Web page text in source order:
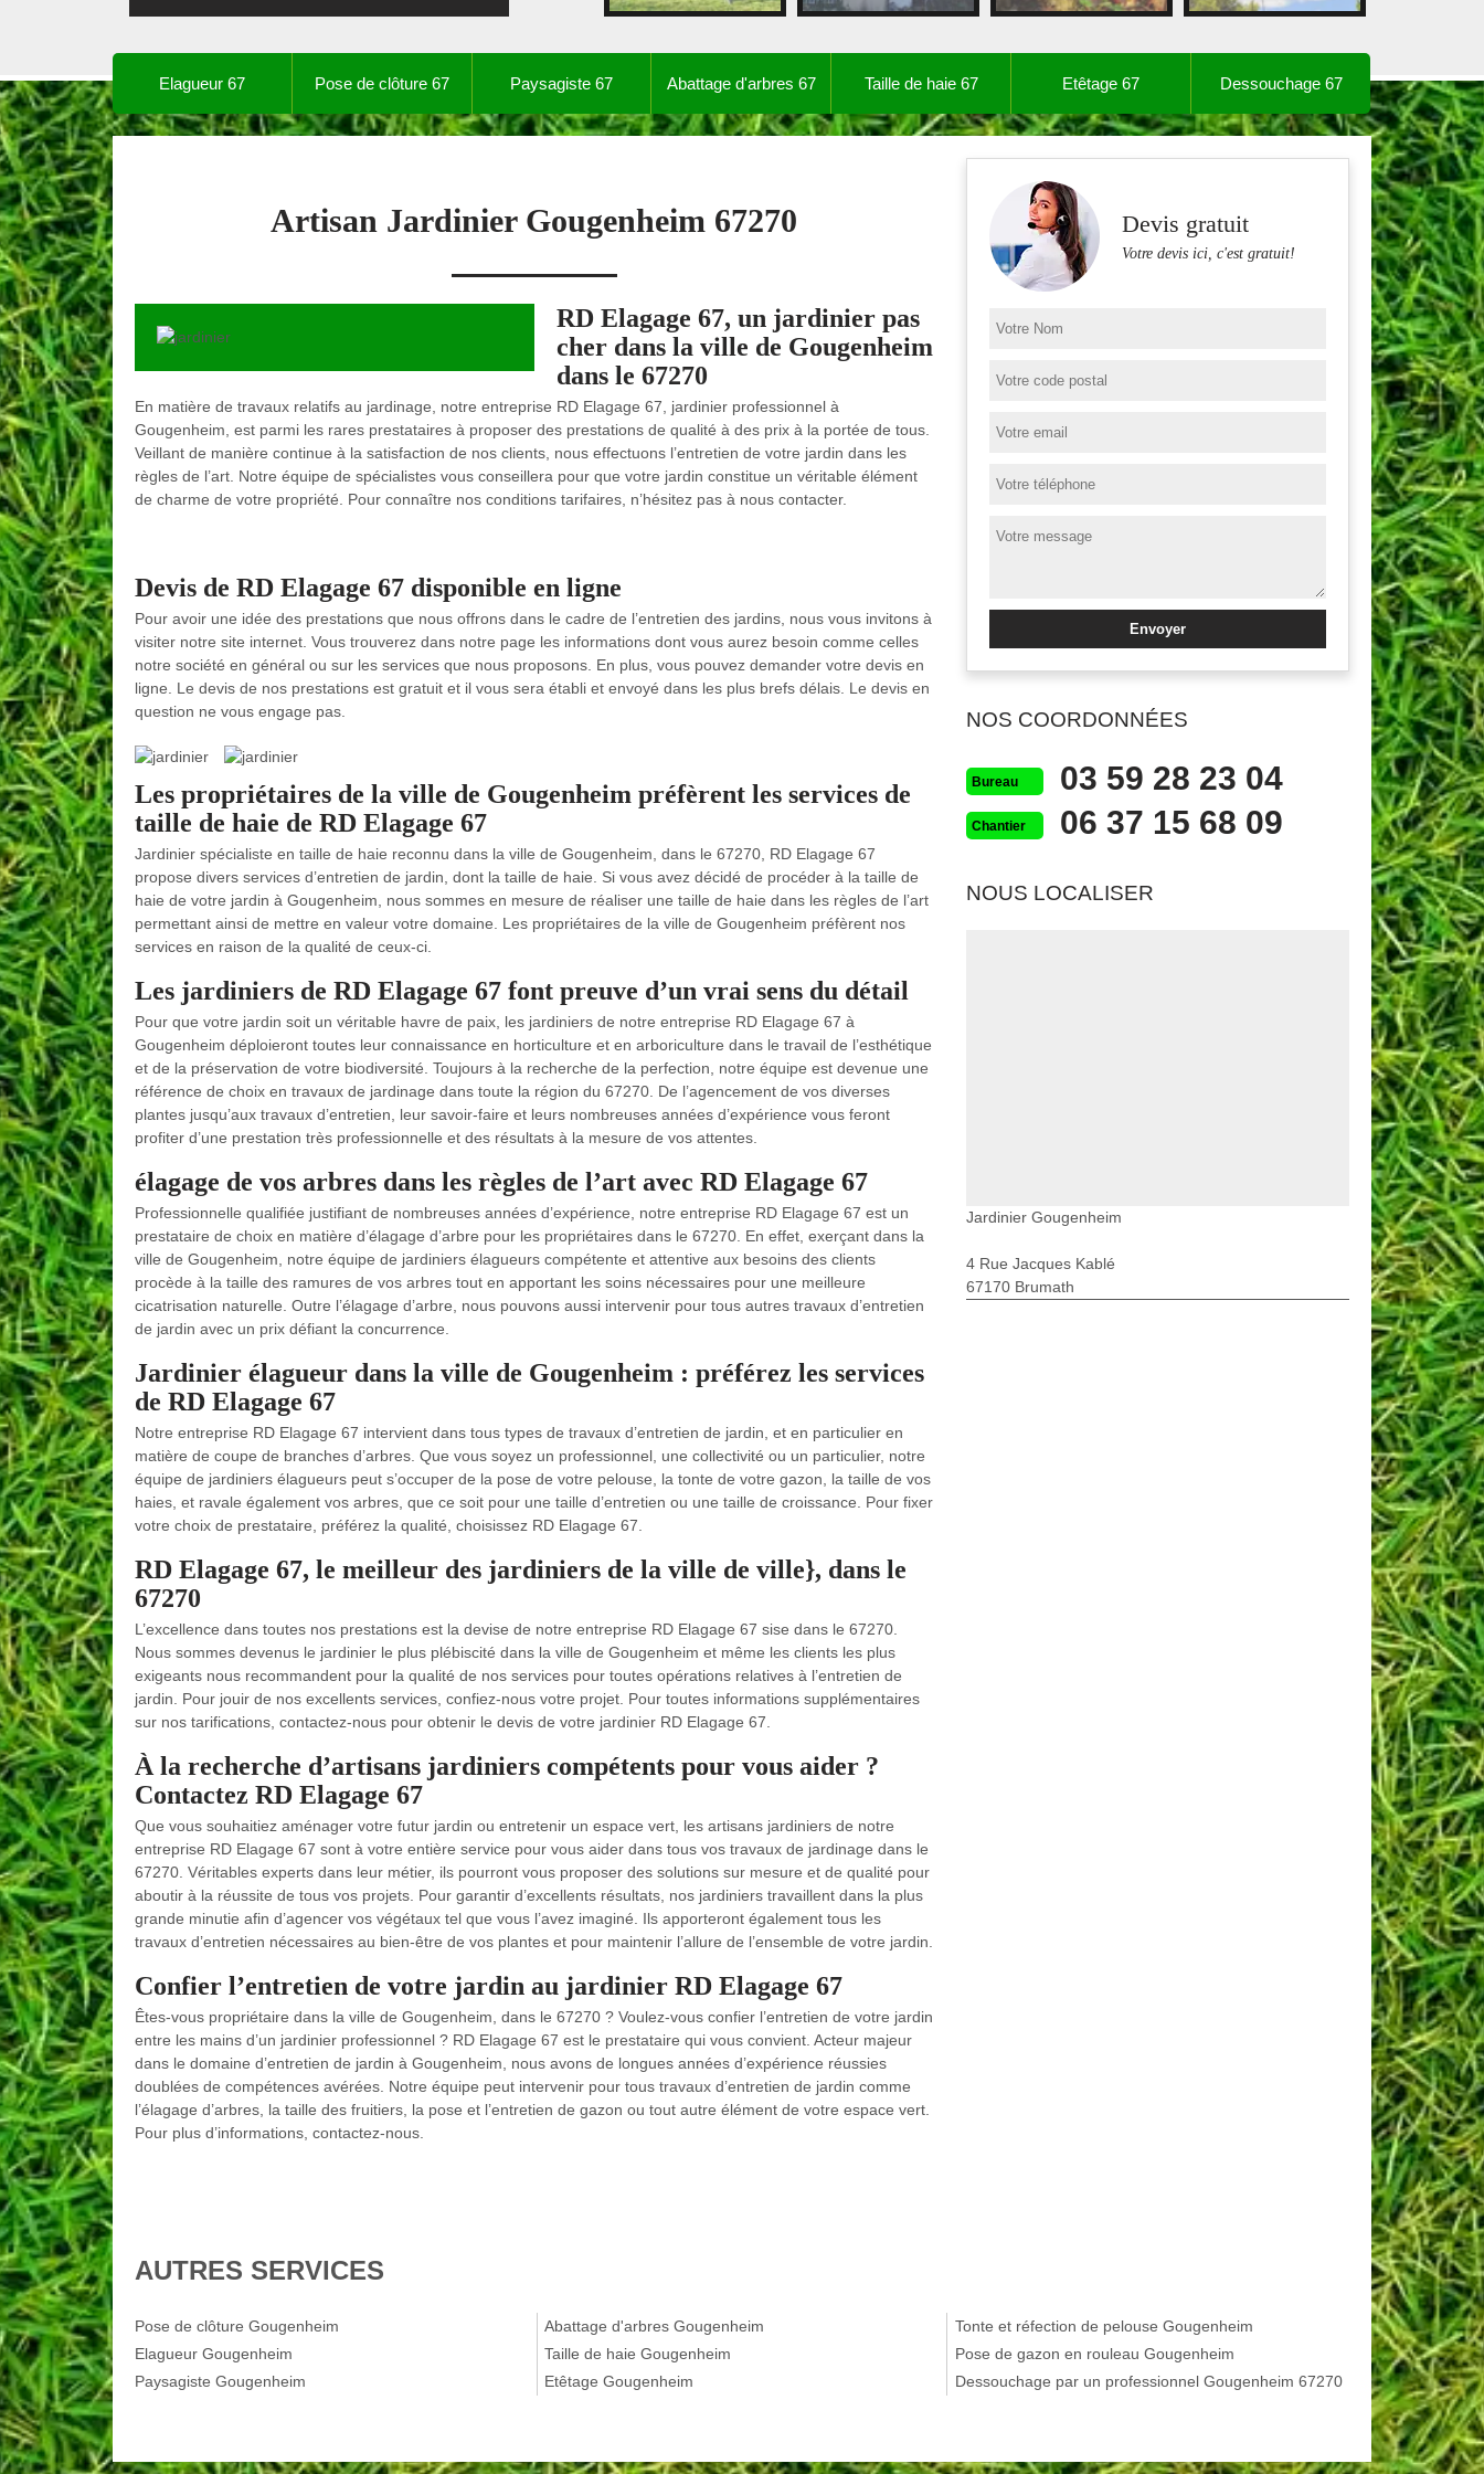
Elagueur 67 Pose de clôture 67 Paysagiste 67 Abattage d'arbres 67 Taille de haie 67 Etêtage 67 Dessouchage 67
Artisan Jardinier Gougenheim 67270
RD Elagage 67, un jardinier pas
cher dans la ville de Gougenheim
dans le 67270
En matière de travaux relatifs au jardinage, notre entreprise RD Elagage 67, jardinier professionnel à
Gougenheim, est parmi les rares prestataires à proposer des prestations de qualité à des prix à la portée de tous.
Veillant de manière continue à la satisfaction de nos clients, nous effectuons l’entretien de votre jardin dans les
règles de l’art. Notre équipe de spécialistes vous conseillera pour que votre jardin constitue un véritable élément
de charme de votre propriété. Pour connaître nos conditions tarifaires, n’hésitez pas à nous contacter.
Devis de RD Elagage 67 disponible en ligne
Pour avoir une idée des prestations que nous offrons dans le cadre de l’entretien des jardins, nous vous invitons à
visiter notre site internet. Vous trouverez dans notre page les informations dont vous aurez besoin comme celles
notre société en général ou sur les services que nous proposons. En plus, vous pouvez demander votre devis en
ligne. Le devis de nos prestations est gratuit et il vous sera établi et envoyé dans les plus brefs délais. Le devis en
question ne vous engage pas.
Les propriétaires de la ville de Gougenheim préfèrent les services de
taille de haie de RD Elagage 67
Jardinier spécialiste en taille de haie reconnu dans la ville de Gougenheim, dans le 67270, RD Elagage 67
propose divers services d’entretien de jardin, dont la taille de haie. Si vous avez décidé de procéder à la taille de
haie de votre jardin à Gougenheim, nous sommes en mesure de réaliser une taille de haie dans les règles de l’art
permettant ainsi de mettre en valeur votre domaine. Les propriétaires de la ville de Gougenheim préfèrent nos
services en raison de la qualité de ceux-ci.
Les jardiniers de RD Elagage 67 font preuve d’un vrai sens du détail
Pour que votre jardin soit un véritable havre de paix, les jardiniers de notre entreprise RD Elagage 67 à
Gougenheim déploieront toutes leur connaissance en horticulture et en arboriculture dans le travail de l’esthétique
et de la préservation de votre biodiversité. Toujours à la recherche de la perfection, notre équipe est devenue une
référence de choix en travaux de jardinage dans toute la région du 67270. De l’agencement de vos diverses
plantes jusqu’aux travaux d’entretien, leur savoir-faire et leurs nombreuses années d’expérience vous feront
profiter d’une prestation très professionnelle et des résultats à la mesure de vos attentes.
élagage de vos arbres dans les règles de l’art avec RD Elagage 67
Professionnelle qualifiée justifiant de nombreuses années d’expérience, notre entreprise RD Elagage 67 est un
prestataire de choix en matière d’élagage d’arbre pour les propriétaires dans le 67270. En effet, exerçant dans la
ville de Gougenheim, notre équipe de jardiniers élagueurs compétente et attentive aux besoins des clients
procède à la taille des ramures de vos arbres tout en apportant les soins nécessaires pour une meilleure
cicatrisation naturelle. Outre l’élagage d’arbre, nous pouvons aussi intervenir pour tous autres travaux d’entretien
de jardin avec un prix défiant la concurrence.
Jardinier élagueur dans la ville de Gougenheim : préférez les services
de RD Elagage 67
Notre entreprise RD Elagage 67 intervient dans tous types de travaux d’entretien de jardin, et en particulier en
matière de coupe de branches d’arbres. Que vous soyez un professionnel, une collectivité ou un particulier, notre
équipe de jardiniers élagueurs peut s’occuper de la pose de votre pelouse, la tonte de votre gazon, la taille de vos
haies, et ravale également vos arbres, que ce soit pour une taille d’entretien ou une taille de croissance. Pour fixer
votre choix de prestataire, préférez la qualité, choisissez RD Elagage 67.
RD Elagage 67, le meilleur des jardiniers de la ville de ville}, dans le
67270
L’excellence dans toutes nos prestations est la devise de notre entreprise RD Elagage 67 sise dans le 67270.
Nous sommes devenus le jardinier le plus plébiscité dans la ville de Gougenheim et même les clients les plus
exigeants nous recommandent pour la qualité de nos services pour toutes opérations relatives à l’entretien de
jardin. Pour jouir de nos excellents services, confiez-nous votre projet. Pour toutes informations supplémentaires
sur nos tarifications, contactez-nous pour obtenir le devis de votre jardinier RD Elagage 67.
À la recherche d’artisans jardiniers compétents pour vous aider ?
Contactez RD Elagage 67
Que vous souhaitiez aménager votre futur jardin ou entretenir un espace vert, les artisans jardiniers de notre
entreprise RD Elagage 67 sont à votre entière service pour vous aider dans tous vos travaux de jardinage dans le
67270. Véritables experts dans leur métier, ils pourront vous proposer des solutions sur mesure et de qualité pour
aboutir à la réussite de tous vos projets. Pour garantir d’excellents résultats, nos jardiniers travaillent dans la plus
grande minutie afin d’agencer vos végétaux tel que vous l’avez imaginé. Ils apporteront également tous les
travaux d’entretien nécessaires au bien-être de vos plantes et pour maintenir l’allure de l’ensemble de votre jardin.
Confier l’entretien de votre jardin au jardinier RD Elagage 67
Êtes-vous propriétaire dans la ville de Gougenheim, dans le 67270 ? Voulez-vous confier l’entretien de votre jardin
entre les mains d’un jardinier professionnel ? RD Elagage 67 est le prestataire qui vous convient. Acteur majeur
dans le domaine d’entretien de jardin à Gougenheim, nous avons de longues années d’expérience réussies
doublées de compétences avérées. Notre équipe peut intervenir pour tous travaux d’entretien de jardin comme
l’élagage d’arbres, la taille des fruitiers, la pose et l’entretien de gazon ou tout autre élément de votre espace vert.
Pour plus d’informations, contactez-nous.
Devis gratuit
Votre devis ici, c'est gratuit!
NOS COORDONNÉES
Bureau 03 59 28 23 04
Chantier 06 37 15 68 09
NOUS LOCALISER
Jardinier Gougenheim
4 Rue Jacques Kablé
67170 Brumath
AUTRES SERVICES
Pose de clôture Gougenheim
Elagueur Gougenheim
Paysagiste Gougenheim
Abattage d'arbres Gougenheim
Taille de haie Gougenheim
Etêtage Gougenheim
Tonte et réfection de pelouse Gougenheim
Pose de gazon en rouleau Gougenheim
Dessouchage par un professionnel Gougenheim 67270